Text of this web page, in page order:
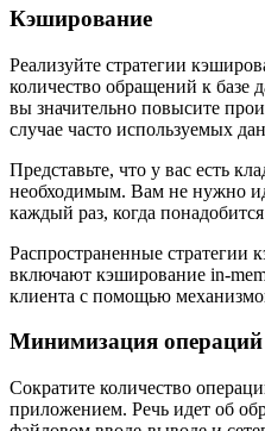
Кэширование
Реализуйте стратегии
количество обращений к базе
вы значительно повысите
случае часто используемых
Представьте, что у вас есть
необходимым. Вам не нужно
каждый раз, когда
Распространенные стратегии
включают кэширование in-
клиента с помощью
Минимизация операций
Сократите количество
приложением. Речь идет об